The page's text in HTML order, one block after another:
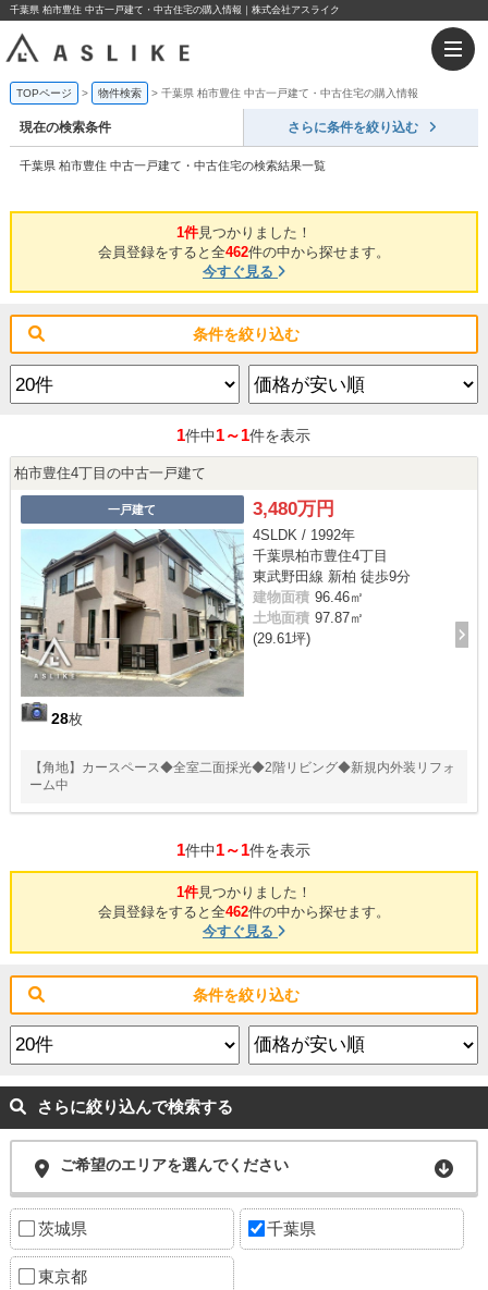
千葉県 柏市豊住 中古一戸建て・中古住宅の購入情報｜株式会社アスライク
TOPページ 物件検索 千葉県 柏市豊住 中古一戸建て・中古住宅の購入情報
現在の検索条件 さらに条件を絞り込む
千葉県 柏市豊住 中古一戸建て・中古住宅の検索結果一覧
1件見つかりました！
会員登録をすると全462件の中から探せます。
今すぐ見る
条件を絞り込む
1件中1～1件を表示
柏市豊住4丁目の中古一戸建て
一戸建て
28枚
3,480万円
4SLDK / 1992年
千葉県柏市豊住4丁目
東武野田線 新柏 徒歩9分
建物面積 96.46㎡
土地面積 97.87㎡
(29.61坪)
【角地】カースペース◆全室二面採光◆2階リビング◆新規内外装リフォ
ーム中
1件中1～1件を表示
1件見つかりました！
会員登録をすると全462件の中から探せます。
今すぐ見る
条件を絞り込む
さらに絞り込んで検索する
ご希望のエリアを選んでください
茨城県 千葉県
東京都